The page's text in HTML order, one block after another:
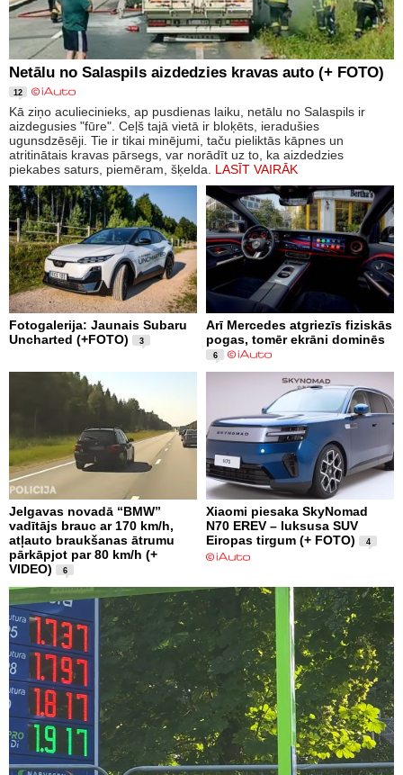
Netālu no Salaspils aizdedzies kravas auto (+ FOTO)
12
Kā ziņo aculiecinieks, ap pusdienas laiku, netālu no Salaspils ir
aizdegusies "fūre". Ceļš tajā vietā ir bloķēts, ieradušies
ugunsdzēsēji. Tie ir tikai minējumi, taču pieliktās kāpnes un
atritinātais kravas pārsegs, var norādīt uz to, ka aizdedzies
piekabes saturs, piemēram, šķelda. LASĪT VAIRĀK
Fotogalerija: Jaunais Subaru
Uncharted (+FOTO)
3
Arī Mercedes atgriezīs fiziskās
pogas, tomēr ekrāni dominēs
6
Jelgavas novadā “BMW”
vadītājs brauc ar 170 km/h,
atļauto braukšanas ātrumu
pārkāpjot par 80 km/h (+
VIDEO)
6
Xiaomi piesaka SkyNomad
N70 EREV – luksusa SUV
Eiropas tirgum (+ FOTO)
4